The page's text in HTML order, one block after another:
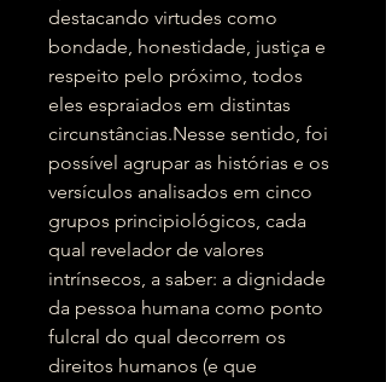
destacando virtudes como
bondade, honestidade, justiça e
respeito pelo próximo, todos
eles espraiados em distintas
circunstâncias.Nesse sentido, foi
possível agrupar as histórias e os
versículos analisados em cinco
grupos principiológicos, cada
qual revelador de valores
intrínsecos, a saber: a dignidade
da pessoa humana como ponto
fulcral do qual decorrem os
direitos humanos (e que